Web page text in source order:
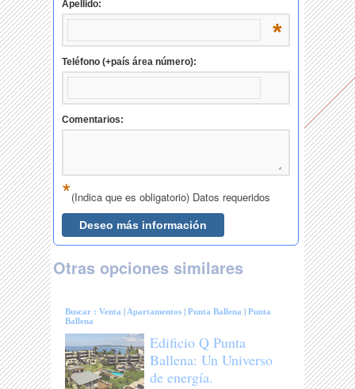
Otras opciones similares
Buscar :Venta | Apartamentos |Punta Ballena |Punta
Ballena
Edificio Q Punta
Ballena: Un Universo
de energía.